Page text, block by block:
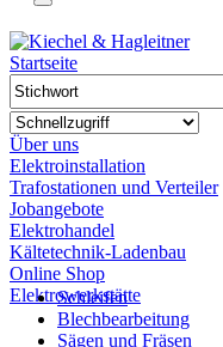
Startseite
Über uns
Elektroinstallation
Trafostationen und Verteiler
Jobangebote
Elektrohandel
Kältetechnik-Ladenbau
Online Shop
Elektrowerkstätte
Schleifen
Blechbearbeitung
Sägen und Fräsen